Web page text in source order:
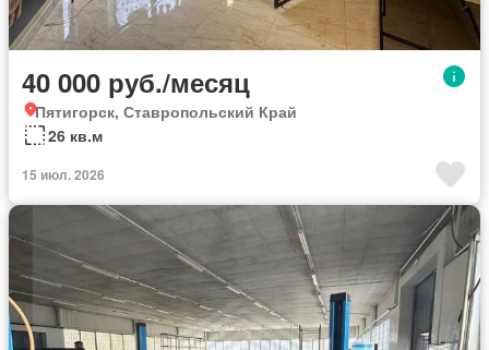
40 000 руб./месяц
Пятигорск, Ставропольский Край
26 кв.м
15 июл. 2026